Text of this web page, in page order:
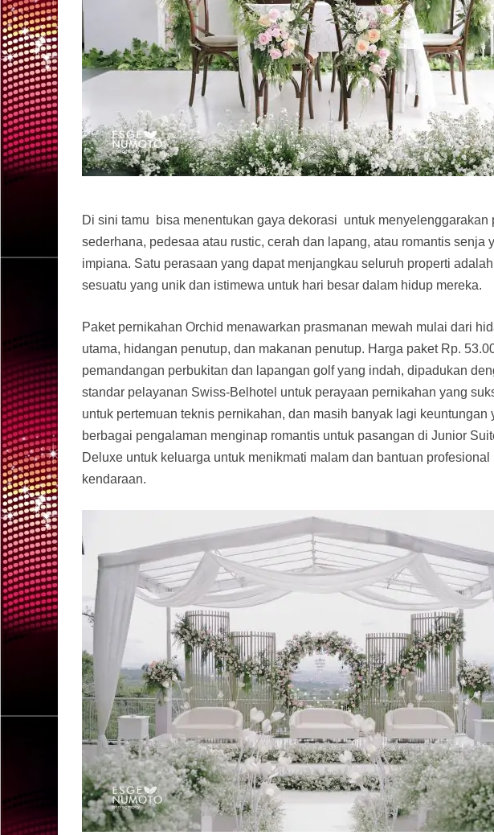
Di sini tamu bisa menentukan gaya dekorasi untuk menyelenggarakan
sederhana, pedesaa atau rustic, cerah dan lapang, atau romantis senja
impiana. Satu perasaan yang dapat menjangkau seluruh properti
sesuatu yang unik dan istimewa untuk hari besar dalam hidup mereka.
Paket pernikahan Orchid menawarkan prasmanan mewah mulai dari
utama, hidangan penutup, dan makanan penutup. Harga paket Rp.
pemandangan perbukitan dan lapangan golf yang indah, dipadukan
standar pelayanan Swiss-Belhotel untuk perayaan pernikahan yang
untuk pertemuan teknis pernikahan, dan masih banyak lagi keuntungan
berbagai pengalaman menginap romantis untuk pasangan di Junior
Deluxe untuk keluarga untuk menikmati malam dan bantuan
kendaraan.